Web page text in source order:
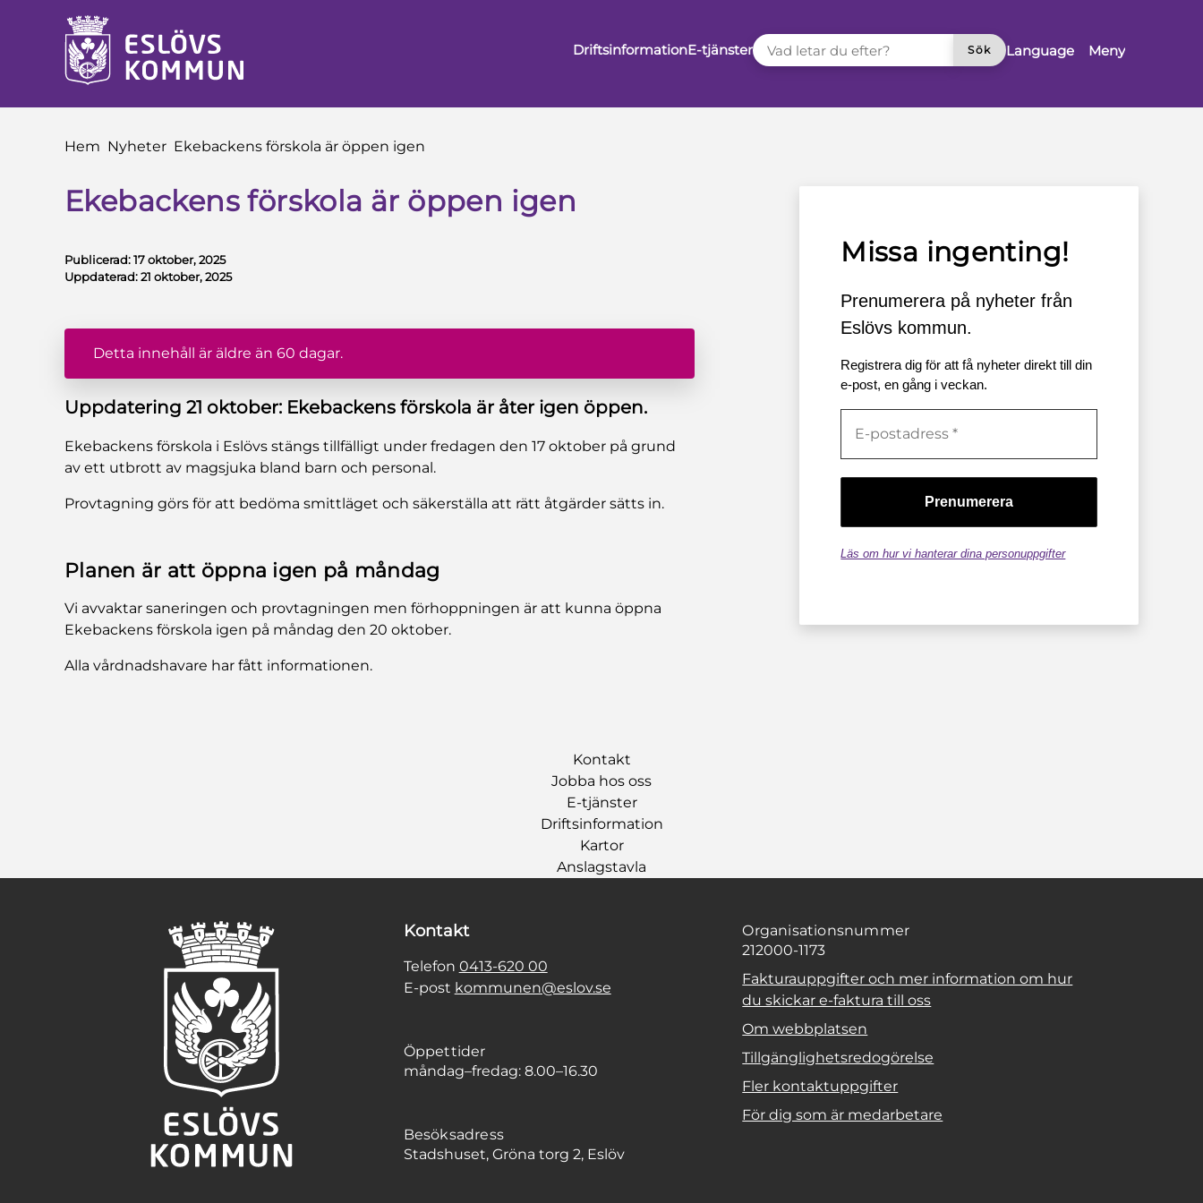
till innehåll
DriftsinformationE-tjänster
VAD LETAR DU EFTER?
Sök
Language Meny
Du är här:
Hem Nyheter Ekebackens förskola är öppen igen
Ekebackens förskola är öppen igen
Publicerad:17 oktober, 2025
Uppdaterad:21 oktober, 2025
Detta innehåll är äldre än 60 dagar.
Uppdatering 21 oktober: Ekebackens förskola är åter igen öppen.
Ekebackens förskola i Eslövs stängs tillfälligt under fredagen den 17 oktober på grund
av ett utbrott av magsjuka bland barn och personal.
Provtagning görs för att bedöma smittläget och säkerställa att rätt åtgärder sätts in.
Planen är att öppna igen på måndag
Vi avvaktar saneringen och provtagningen men förhoppningen är att kunna öppna
Ekebackens förskola igen på måndag den 20 oktober.
Alla vårdnadshavare har fått informationen.
Missa ingenting!
Prenumerera på nyheter från
Eslövs kommun.
Registrera dig för att få nyheter direkt till din
e-post, en gång i veckan.
Läs om hur vi hanterar dina personuppgifter
Kontakt
Jobba hos oss
E-tjänster
Driftsinformation
Kartor
Anslagstavla
Kontakt
Telefon 0413-620 00
E-post kommunen@eslov.se
Öppettider
måndag–fredag: 8.00–16.30
Besöksadress
Stadshuset, Gröna torg 2, Eslöv
Organisationsnummer
212000-1173
Fakturauppgifter och mer information om hur
du skickar e-faktura till oss
Om webbplatsen
Tillgänglighetsredogörelse
Fler kontaktuppgifter
För dig som är medarbetare